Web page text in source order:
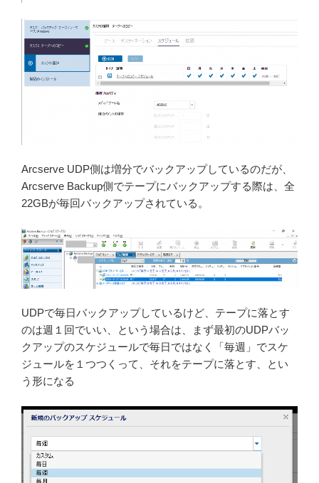
Arcserve UDP側は増分でバックアップしているのだが、
Arcserve Backup側でテープにバックアップする際は、全
22GBが毎回バックアップされている。
UDPで毎日バックアップしているけど、テープに落とす
のは週１回でいい、という場合は、まず最初のUDPバッ
クアップのスケジュールで毎日ではなく「毎週」でスケ
ジュールを１つつくって、それをテープに落とす、とい
う形になる